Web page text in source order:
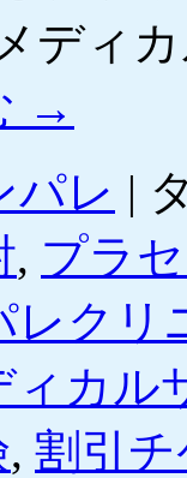
ディ
→
パレ |
, プラ
レクリ
ィカル
, 割引